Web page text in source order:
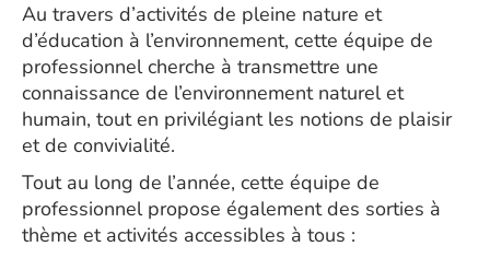
Au travers d’activités de pleine nature et
d’éducation à l’environnement, cette équipe de
professionnel cherche à transmettre une
connaissance de l’environnement naturel et
humain, tout en privilégiant les notions de plaisir
et de convivialité.
Tout au long de l’année, cette équipe de
professionnel propose également des sorties à
thème et activités accessibles à tous :